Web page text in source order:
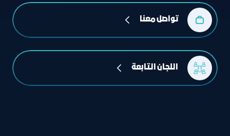
تواصل معنا
اللجان التابعة